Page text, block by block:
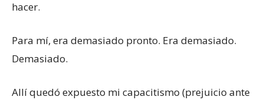
hacer.
Para mí, era demasiado pronto. Era demasiado.
Demasiado.
Allí quedó expuesto mi capacitismo (prejuicio ante